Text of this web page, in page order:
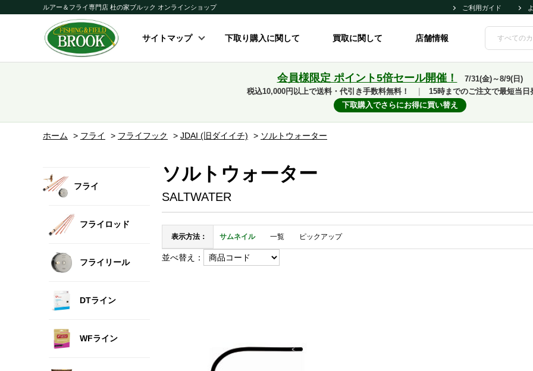
ルアー＆フライ専門店 杜の家ブルック オンラインショップ ご利用ガイド
サイトマップ 下取り購入に関して 買取に関して 店舗情報
会員様限定 ポイント5倍セール開催！
7/31(金)～8/9(日)
税込10,000円以上で送料・代引き手数料無料！
15時までのご注文で最短当日
下取購入でさらにお得に買い替え
ホーム > フライ > フライフック > JDAI (旧ダイイチ) > ソルトウォーター
フライ
フライロッド
フライリール
DTライン
WFライン
ソルトウォーター
SALTWATER
表示方法： サムネイル 一覧 ピックアップ
並べ替え：